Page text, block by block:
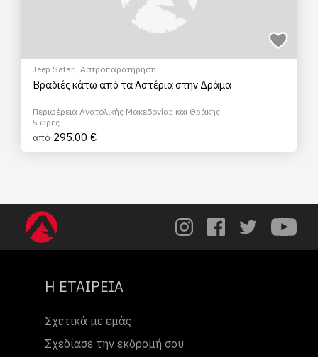
Jeep Safari, Αστροπαρατήρηση
Βραδιές κάτω από τα Αστέρια στην Δράμα
Περιφέρεια Ανατολικής Μακεδονίας και Θράκης
5 ώρες
από 295.00 €
Η ΕΤΑΙΡΕΙΑ
Σχετικά με εμάς
Σχεδίασε την εκδρομή σου